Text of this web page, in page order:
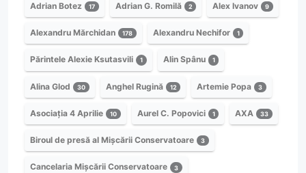
Adrian Botez 17 Adrian G. Romilă 2 Alex Ivanov 9
Alexandru Mărchidan 178 Alexandru Nechifor 1
Părintele Alexie Ksutasvili 1 Alin Spânu 1
Alina Glod 30 Anghel Rugină 12 Artemie Popa 3
Asociația 4 Aprilie 10 Aurel C. Popovici 1 AXA 33
Biroul de presă al Mișcării Conservatoare 3
Cancelaria Mișcării Conservatoare 3